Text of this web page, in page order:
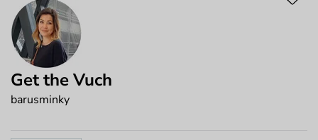
Get the Vuch
barusminky